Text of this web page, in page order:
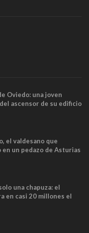
Oviedo: una joven
ascensor de su edificio
últimos minutos
el valdesano que
un pedazo de Asturias
una chapuza: el
en casi 20 millones el
no cabían por los